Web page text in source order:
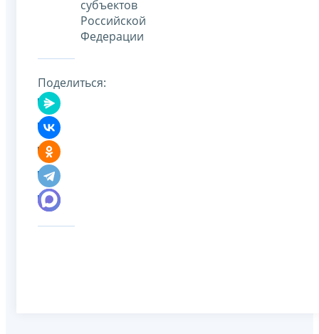
субъектов
Российской
Федерации
Поделиться: